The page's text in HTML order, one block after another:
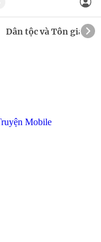
Dân tộc và Tôn giáo